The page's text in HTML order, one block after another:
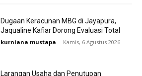
Dugaan Keracunan MBG di Jayapura,
Jaqualine Kafiar Dorong Evaluasi Total
kurniana mustapa - Kamis, 6 Agustus 2026
Larangan Usaha dan Penutupan